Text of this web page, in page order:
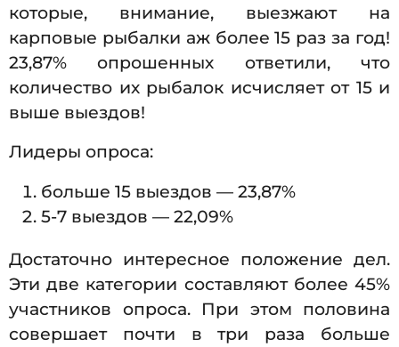
которые, внимание, выезжают на
карповые рыбалки аж более 15 раз за год!
23,87% опрошенных ответили, что
количество их рыбалок исчисляет от 15 и
выше выездов!
Лидеры опроса:
больше 15 выездов — 23,87%
5-7 выездов — 22,09%
Достаточно интересное положение дел.
Эти две категории составляют более 45%
участников опроса. При этом половина
совершает почти в три раза больше